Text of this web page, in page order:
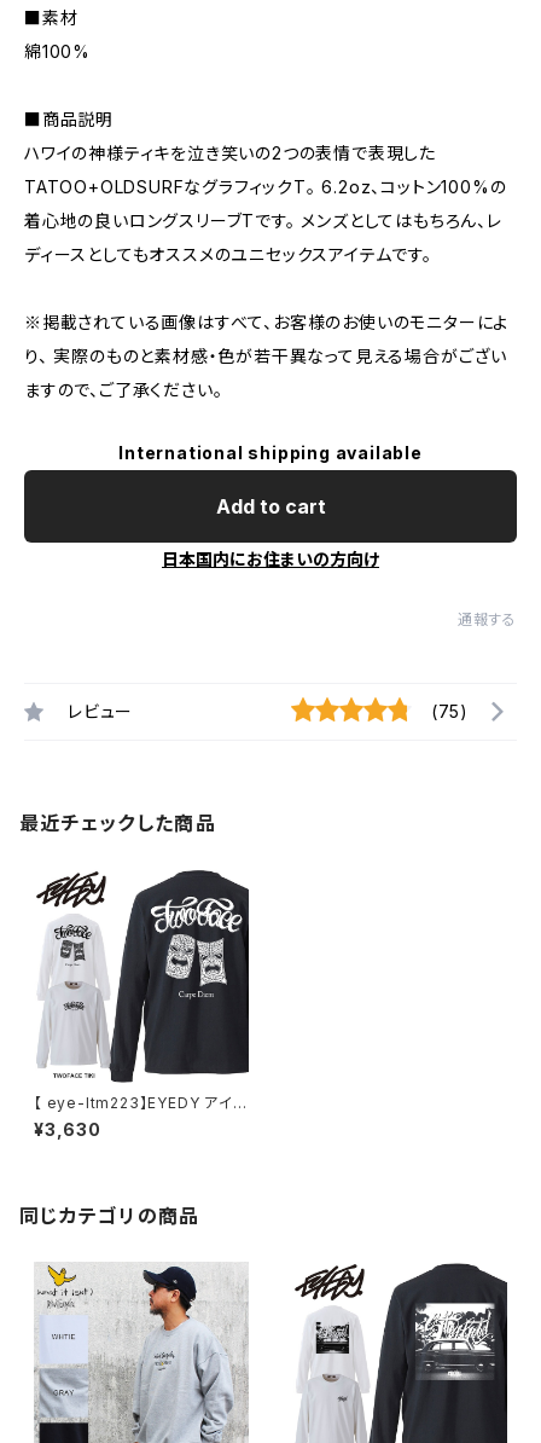
■素材
綿100%
■商品説明
ハワイの神様ティキを泣き笑いの2つの表情で表現した
TATOO+OLDSURFなグラフィックT。 6.2oz、コットン100%の
着心地の良いロングスリーブTです。 メンズとしてはもちろん、レ
ディースとしてもオススメのユニセックスアイテムです。
※掲載されている画像はすべて、お客様のお使いのモニターによ
り、 実際のものと素材感・色が若干異なって見える場合がござい
ますので、ご了承ください。
International shipping available
Add to cart
日本国内にお住まいの方向け
通報する
レビュー (75)
最近チェックした商品
【 eye-ltm223】EYEDY アイデ
ィー 大きいサイズ メンズ ロング
Tシャツ TWOFACE TIKI ロン
¥3,630
同じカテゴリの商品